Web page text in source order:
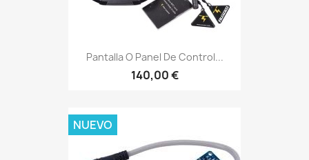
Pantalla O Panel De Control...
140,00 €
NUEVO